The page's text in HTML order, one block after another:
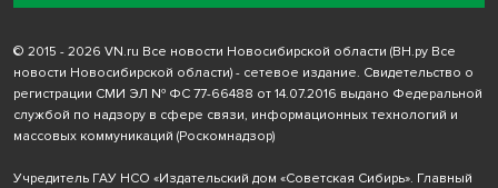
© 2015 - 2026 VN.ru Все новости Новосибирской области (ВН.ру Все
новости Новосибирской области) - сетевое издание. Свидетельство о
регистрации СМИ ЭЛ № ФС 77-66488 от 14.07.2016 выдано Федеральной
службой по надзору в сфере связи, информационных технологий и
массовых коммуникаций (Роскомнадзор)
Учредитель ГАУ НСО «Издательский дом «Советская Сибирь». Главный